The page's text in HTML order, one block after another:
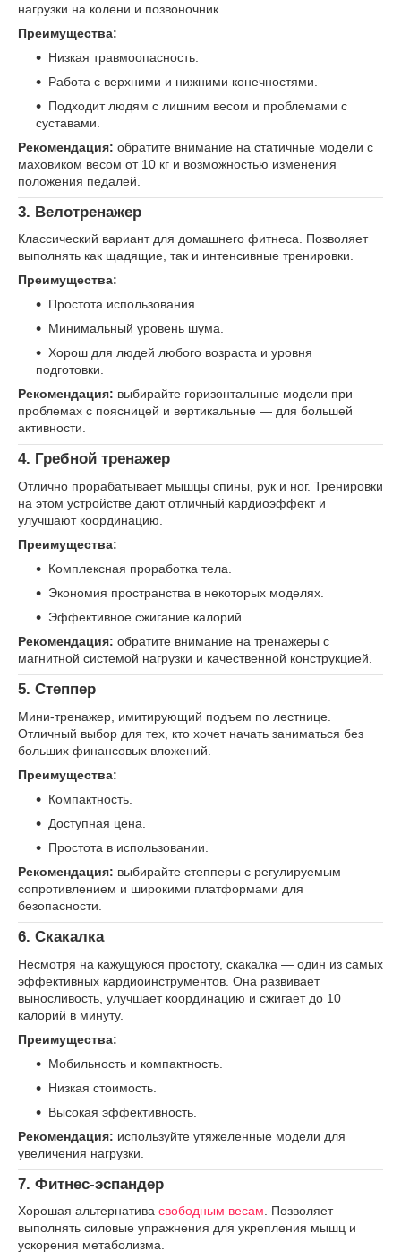
нагрузки на колени и позвоночник.
Преимущества:
Низкая травмоопасность.
Работа с верхними и нижними конечностями.
Подходит людям с лишним весом и проблемами с
суставами.
Рекомендация: обратите внимание на статичные модели с
маховиком весом от 10 кг и возможностью изменения
положения педалей.
3. Велотренажер
Классический вариант для домашнего фитнеса. Позволяет
выполнять как щадящие, так и интенсивные тренировки.
Преимущества:
Простота использования.
Минимальный уровень шума.
Хорош для людей любого возраста и уровня
подготовки.
Рекомендация: выбирайте горизонтальные модели при
проблемах с поясницей и вертикальные — для большей
активности.
4. Гребной тренажер
Отлично прорабатывает мышцы спины, рук и ног. Тренировки
на этом устройстве дают отличный кардиоэффект и
улучшают координацию.
Преимущества:
Комплексная проработка тела.
Экономия пространства в некоторых моделях.
Эффективное сжигание калорий.
Рекомендация: обратите внимание на тренажеры с
магнитной системой нагрузки и качественной конструкцией.
5. Степпер
Мини-тренажер, имитирующий подъем по лестнице.
Отличный выбор для тех, кто хочет начать заниматься без
больших финансовых вложений.
Преимущества:
Компактность.
Доступная цена.
Простота в использовании.
Рекомендация: выбирайте степперы с регулируемым
сопротивлением и широкими платформами для
безопасности.
6. Скакалка
Несмотря на кажущуюся простоту, скакалка — один из самых
эффективных кардиоинструментов. Она развивает
выносливость, улучшает координацию и сжигает до 10
калорий в минуту.
Преимущества:
Мобильность и компактность.
Низкая стоимость.
Высокая эффективность.
Рекомендация: используйте утяжеленные модели для
увеличения нагрузки.
7. Фитнес-эспандер
Хорошая альтернатива свободным весам. Позволяет
выполнять силовые упражнения для укрепления мышц и
ускорения метаболизма.